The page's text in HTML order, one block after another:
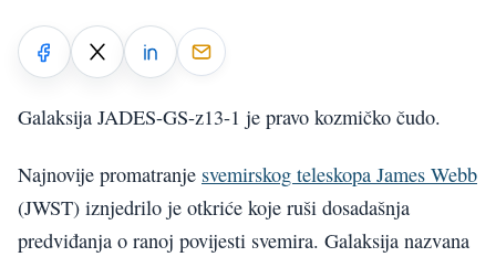
Galaksija JADES-GS-z13-1 je pravo kozmičko čudo.
Najnovije promatranje svemirskog teleskopa James Webb
(JWST) iznjedrilo je otkriće koje ruši dosadašnja
predviđanja o ranoj povijesti svemira. Galaksija nazvana